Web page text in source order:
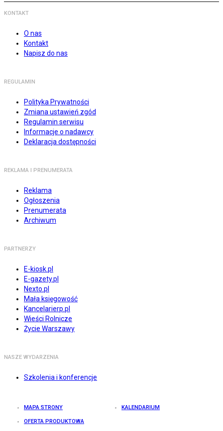
KONTAKT
O nas
Kontakt
Napisz do nas
REGULAMIN
Polityka Prywatności
Zmiana ustawień zgód
Regulamin serwisu
Informacje o nadawcy
Deklaracja dostępności
REKLAMA I PRENUMERATA
Reklama
Ogłoszenia
Prenumerata
Archiwum
PARTNERZY
E-kiosk.pl
E-gazety.pl
Nexto.pl
Mała księgowość
Kancelarierp.pl
Wieści Rolnicze
Życie Warszawy
NASZE WYDARZENIA
Szkolenia i konferencje
MAPA STRONY KALENDARIUM
OFERTA PRODUKTOWA